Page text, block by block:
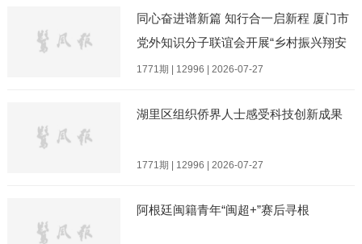
同心奋进谱新篇 知行合一启新程 厦门市
党外知识分子联谊会开展“乡村振兴翔安
行”主题实践活动
1771期 | 12996 | 2026-07-27
湖里区组织侨界人士感受科技创新成果
1771期 | 12996 | 2026-07-27
阿根廷闽籍青年“闽超+”赛后寻根